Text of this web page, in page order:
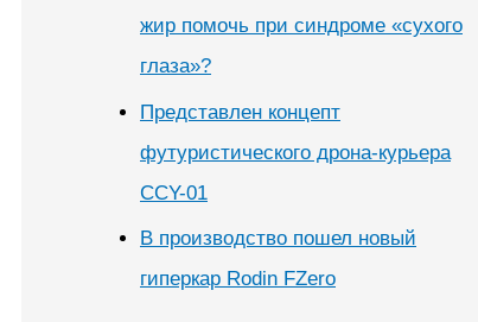
жир помочь при синдроме «сухого
глаза»?
Представлен концепт
футуристического дрона-курьера
CCY-01
В производство пошел новый
гиперкар Rodin FZero